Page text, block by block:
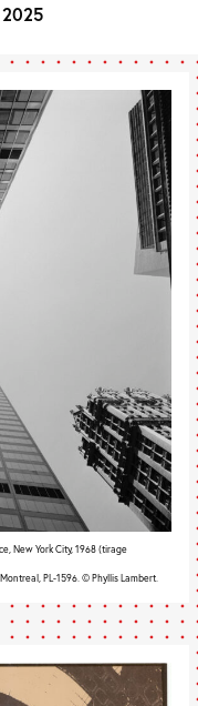
New York City, 1968 (tirage
PL-1596. © Phyllis Lambert.